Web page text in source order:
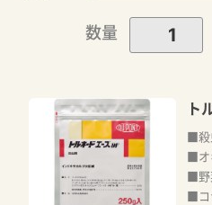
数量
ト
■殺
■オ
■野
■コ